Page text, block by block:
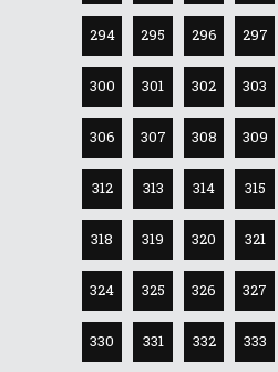
294 295 296 297
300 301 302 303
306 307 308 309
312 313 314 315
318 319 320 321
324 325 326 327
330 331 332 333